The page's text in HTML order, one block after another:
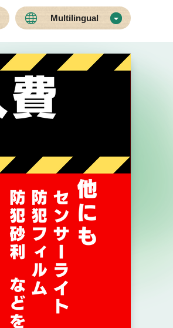
Multilingual